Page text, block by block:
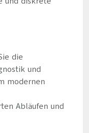
die
und
modernen
Abläufen und